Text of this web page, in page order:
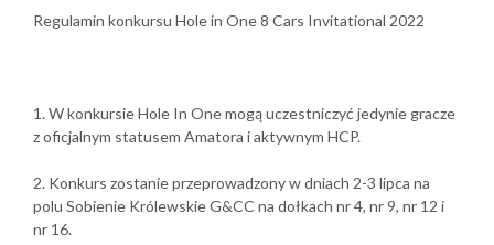
Regulamin konkursu Hole in One8 Cars Invitational 2022
1. W konkursie Hole In One mogą uczestniczyć jedynie gracze
z oficjalnym statusem Amatora i aktywnym HCP.
2. Konkurs zostanie przeprowadzony w dniach 2-3 lipca na
polu Sobienie Królewskie G&CC na dołkach nr 4, nr 9, nr 12 i
nr 16.